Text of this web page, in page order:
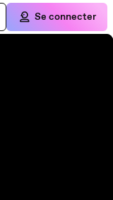
Se connecter